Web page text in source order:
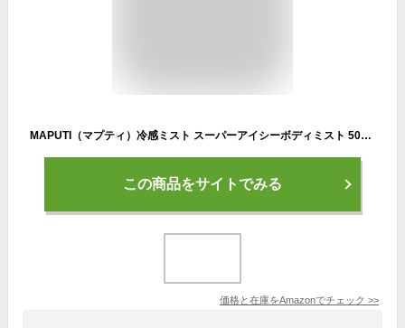
MAPUTI（マプティ）冷感ミスト スーパーアイシーボディミスト 50mL
この商品をサイトでみる
価格と在庫をAmazonでチェック >>